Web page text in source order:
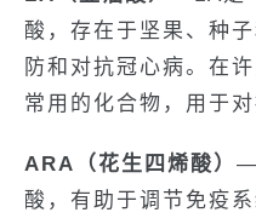
酸，存在于坚果、种
防和对抗冠心病。在
常用的化合物，用于
ARA（花生四烯酸）
酸，有助于调节免疫